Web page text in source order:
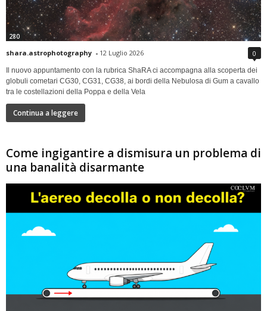
280
shara.astrophotography - 12 Luglio 2026 0
Il nuovo appuntamento con la rubrica ShaRA ci accompagna alla scoperta dei
globuli cometari CG30, CG31, CG38, ai bordi della Nebulosa di Gum a cavallo
tra le costellazioni della Poppa e della Vela
Continua a leggere
Come ingigantire a dismisura un problema di
una banalità disarmante